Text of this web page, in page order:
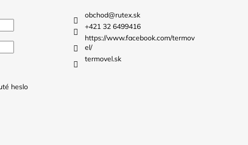
heslo
obchod@rutex.sk
+421 32 6499416
https://www.facebook.com/termov
el/
termovel.sk